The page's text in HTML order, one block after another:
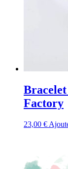
Factory
23,00 €